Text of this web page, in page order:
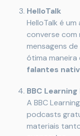
HelloTalk
HelloTalk é
converse com
mensagens
ótima
falantes
BBC Learning
A BBC
podcasts
materiais